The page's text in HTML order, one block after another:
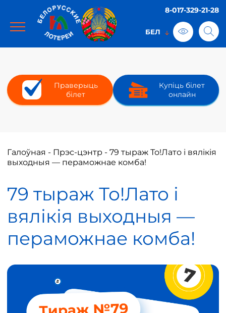
8-017-329-21-28
Праверыць
білет
Купіць білет
онлайн
Галоўная - Прэс-цэнтр - 79 тыраж То!Лато і вялікія
выходныя — пераможнае комба!
79 тыраж То!Лато і
вялікія выходныя —
пераможнае комба!